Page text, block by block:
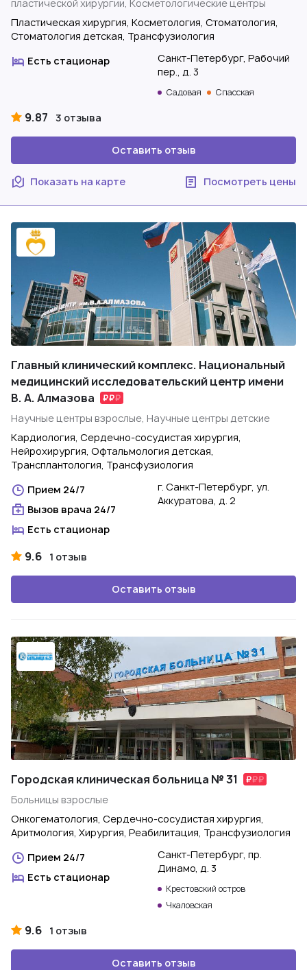
пластической хирургии, Косметологические центры
Пластическая хирургия, Косметология, Стоматология,
Стоматология детская, Трансфузиология
Есть стационар
Санкт-Петербург, Рабочий
пер., д. 3
Садовая Спасская
9.87 3 отзыва
Оставить отзыв
Показать на карте Посмотреть цены
Главный клинический комплекс. Национальный
медицинский исследовательский центр имени
В. А. Алмазова
Научные центры взрослые, Научные центры детские
Кардиология, Сердечно-сосудистая хирургия,
Нейрохирургия, Офтальмология детская,
Трансплантология, Трансфузиология
Прием 24/7
Вызов врача 24/7
Есть стационар
г. Санкт-Петербург, ул.
Аккуратова, д. 2
9.6 1 отзыв
Оставить отзыв
Городская клиническая больница № 31
Больницы взрослые
Онкогематология, Сердечно-сосудистая хирургия,
Аритмология, Хирургия, Реабилитация, Трансфузиология
Прием 24/7
Есть стационар
Санкт-Петербург, пр.
Динамо, д. 3
Крестовский остров
Чкаловская
9.6 1 отзыв
Оставить отзыв